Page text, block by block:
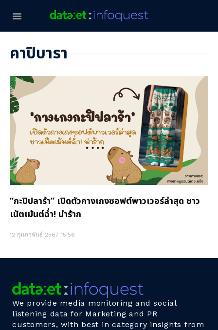
คาปิบารา
“กะปิปลาร้า” เปิดตัวกางเกงซอฟต์พาวเวอร์ล่าสุด ชาว
เน็ตเม้นต์ฉ่ำ! น่าร้าก
12 กุมภาพันธ์ 2567 15:56
We provide media monitoring and social
listening data for Marketing and PR
customers, with best in category insights from